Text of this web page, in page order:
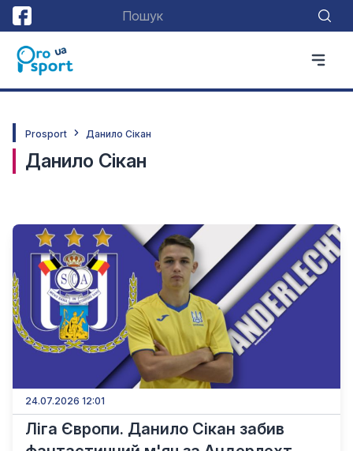
Prosport Данило Сікан
Данило Сікан
24.07.2026 12:01
Ліга Європи. Данило Сікан забив